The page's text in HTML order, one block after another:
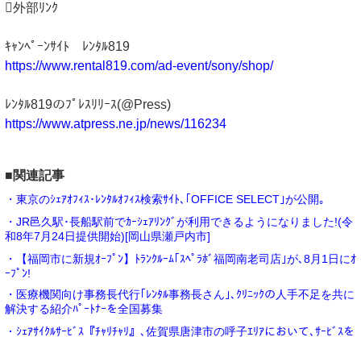
外部ﾘﾝｸ
ｷｬﾝﾍﾟｰﾝｻｲﾄ ﾚﾝﾀﾙ819
https://www.rental819.com/ad-event/sony/shop/
ﾚﾝﾀﾙ819のﾌﾟﾚｽﾘﾘｰｽ(@Press)
https://www.atpress.ne.jp/news/116234
■関連記事
・東京のｼｪｱｵﾌｨｽ･ﾚﾝﾀﾙｵﾌｨｽ検索ｻｲﾄ､｢OFFICE SELECT｣が公開｡
・JR邑久駅･長船駅前でｶｰｼｪｱﾘﾝｸﾞが利用できるようになりました!(令
和8年7月24日提供開始)[岡山県瀬戸内市]
・【福岡市に新規ｵｰﾌﾟﾝ】ﾄﾗﾝｸﾙｰﾑ｢ｽﾍﾟﾗﾎﾞ福岡南老司店｣が､8月1日にｵ
ｰﾌﾟﾝ!
・医療機関向け事務長代行｢ﾚﾝﾀﾙ事務長さん｣､ｸﾘﾆｯｸの人手不足を共に
解決する紹介ﾊﾟｰﾄﾅｰを全国募集
・ｼｪｱｻｲｸﾙｻｰﾋﾞｽ『ﾁｬﾘﾁｬﾘ』､佐賀県唐津市の呼子ｴﾘｱにおいて､ｻｰﾋﾞｽを